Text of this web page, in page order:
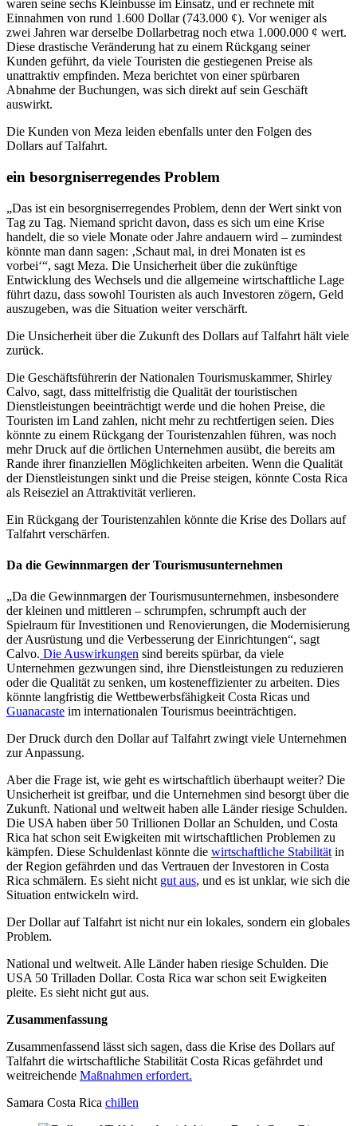
waren seine sechs Kleinbusse im Einsatz, und er rechnete mit
Einnahmen von rund 1.600 Dollar (743.000 ¢). Vor weniger als
zwei Jahren war derselbe Dollarbetrag noch etwa 1.000.000 ¢ wert.
Diese drastische Veränderung hat zu einem Rückgang seiner
Kunden geführt, da viele Touristen die gestiegenen Preise als
unattraktiv empfinden. Meza berichtet von einer spürbaren
Abnahme der Buchungen, was sich direkt auf sein Geschäft
auswirkt.
Die Kunden von Meza leiden ebenfalls unter den Folgen des
Dollars auf Talfahrt.
ein besorgniserregendes Problem
„Das ist ein besorgniserregendes Problem, denn der Wert sinkt von
Tag zu Tag. Niemand spricht davon, dass es sich um eine Krise
handelt, die so viele Monate oder Jahre andauern wird – zumindest
könnte man dann sagen: ‚Schaut mal, in drei Monaten ist es
vorbei‘“, sagt Meza. Die Unsicherheit über die zukünftige
Entwicklung des Wechsels und die allgemeine wirtschaftliche Lage
führt dazu, dass sowohl Touristen als auch Investoren zögern, Geld
auszugeben, was die Situation weiter verschärft.
Die Unsicherheit über die Zukunft des Dollars auf Talfahrt hält viele
zurück.
Die Geschäftsführerin der Nationalen Tourismuskammer, Shirley
Calvo, sagt, dass mittelfristig die Qualität der touristischen
Dienstleistungen beeinträchtigt werde und die hohen Preise, die
Touristen im Land zahlen, nicht mehr zu rechtfertigen seien. Dies
könnte zu einem Rückgang der Touristenzahlen führen, was noch
mehr Druck auf die örtlichen Unternehmen ausübt, die bereits am
Rande ihrer finanziellen Möglichkeiten arbeiten. Wenn die Qualität
der Dienstleistungen sinkt und die Preise steigen, könnte Costa Rica
als Reiseziel an Attraktivität verlieren.
Ein Rückgang der Touristenzahlen könnte die Krise des Dollars auf
Talfahrt verschärfen.
Da die Gewinnmargen der Tourismusunternehmen
„Da die Gewinnmargen der Tourismusunternehmen, insbesondere
der kleinen und mittleren – schrumpfen, schrumpft auch der
Spielraum für Investitionen und Renovierungen, die Modernisierung
der Ausrüstung und die Verbesserung der Einrichtungen“, sagt
Calvo. Die Auswirkungen sind bereits spürbar, da viele
Unternehmen gezwungen sind, ihre Dienstleistungen zu reduzieren
oder die Qualität zu senken, um kosteneffizienter zu arbeiten. Dies
könnte langfristig die Wettbewerbsfähigkeit Costa Ricas und
Guanacaste im internationalen Tourismus beeinträchtigen.
Der Druck durch den Dollar auf Talfahrt zwingt viele Unternehmen
zur Anpassung.
Aber die Frage ist, wie geht es wirtschaftlich überhaupt weiter? Die
Unsicherheit ist greifbar, und die Unternehmen sind besorgt über die
Zukunft. National und weltweit haben alle Länder riesige Schulden.
Die USA haben über 50 Trillionen Dollar an Schulden, und Costa
Rica hat schon seit Ewigkeiten mit wirtschaftlichen Problemen zu
kämpfen. Diese Schuldenlast könnte die wirtschaftliche Stabilität in
der Region gefährden und das Vertrauen der Investoren in Costa
Rica schmälern. Es sieht nicht gut aus, und es ist unklar, wie sich die
Situation entwickeln wird.
Der Dollar auf Talfahrt ist nicht nur ein lokales, sondern ein globales
Problem.
National und weltweit. Alle Länder haben riesige Schulden. Die
USA 50 Trilladen Dollar. Costa Rica war schon seit Ewigkeiten
pleite. Es sieht nicht gut aus.
Zusammenfassung
Zusammenfassend lässt sich sagen, dass die Krise des Dollars auf
Talfahrt die wirtschaftliche Stabilität Costa Ricas gefährdet und
weitreichende Maßnahmen erfordert.
Samara Costa Rica chillen